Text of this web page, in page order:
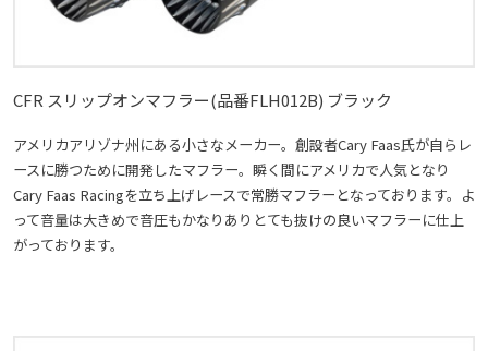
CFR スリップオンマフラー(品番FLH012B) ブラック
アメリカアリゾナ州にある小さなメーカー。創設者Cary Faas氏が自らレ
ースに勝つために開発したマフラー。瞬く間にアメリカで人気となり
Cary Faas Racingを立ち上げレースで常勝マフラーとなっております。よ
って音量は大きめで音圧もかなりありとても抜けの良いマフラーに仕上
がっております。